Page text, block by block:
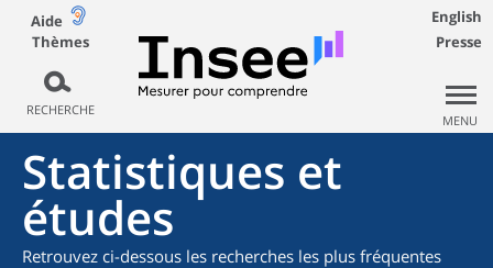
Aide
Thèmes
RECHERCHE
English
Presse
MENU
Statistiques et
études
Retrouvez ci-dessous les recherches les plus fréquentes